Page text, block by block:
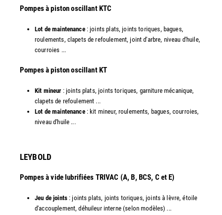
​Pompes à piston oscillant KTC
Lot de maintenance : joints plats, joints toriques, bagues,
roulements, clapets de refoulement, joint d'arbre, niveau d'huile,
courroies ...
​Pompes à piston oscillant KT
Kit mineur : joints plats, joints toriques, garniture mécanique,
clapets de refoulement ...
Lot de maintenance: kit mineur, roulements, bagues, courroies,
niveau d'huile ...​
LEYBOLD
Pompes à vide lubrifiées TRIVAC (A, B, BCS, C et E)
Jeu de joints: joints plats, joints toriques, joints à lèvre, étoile
d'accouplement, déhuileur interne (selon modèles) ...